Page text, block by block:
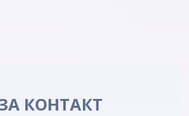
КОНТАКТ